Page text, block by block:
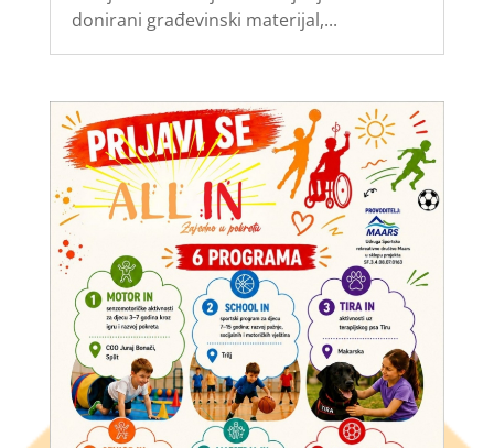
donirani građevinski materijal,...